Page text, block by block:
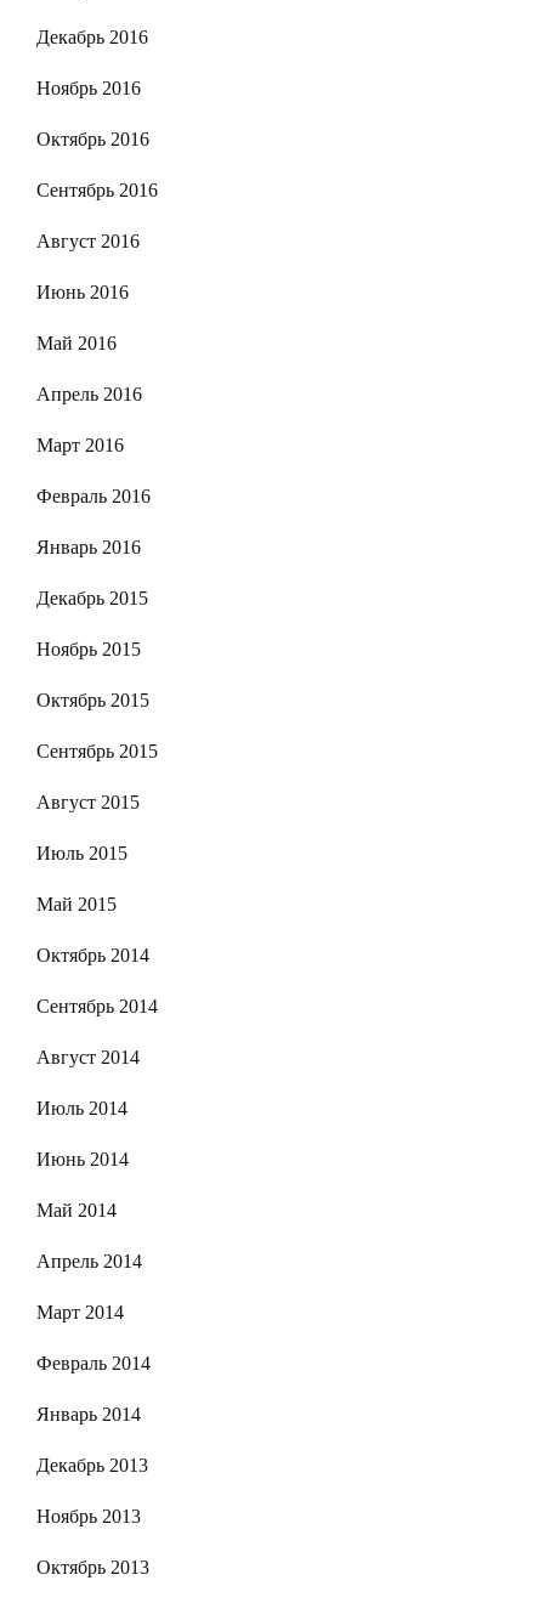
Декабрь 2016
Ноябрь 2016
Октябрь 2016
Сентябрь 2016
Август 2016
Июнь 2016
Май 2016
Апрель 2016
Март 2016
Февраль 2016
Январь 2016
Декабрь 2015
Ноябрь 2015
Октябрь 2015
Сентябрь 2015
Август 2015
Июль 2015
Май 2015
Октябрь 2014
Сентябрь 2014
Август 2014
Июль 2014
Июнь 2014
Май 2014
Апрель 2014
Март 2014
Февраль 2014
Январь 2014
Декабрь 2013
Ноябрь 2013
Октябрь 2013